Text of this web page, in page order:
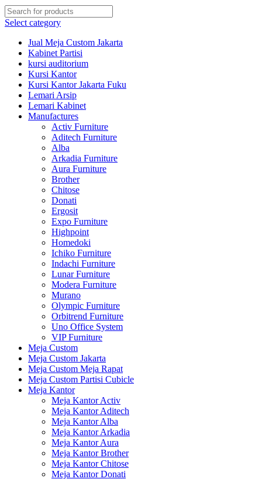
Select category
Jual Meja Custom Jakarta
Kabinet Partisi
kursi auditorium
Kursi Kantor
Kursi Kantor Jakarta Fuku
Lemari Arsip
Lemari Kabinet
Manufactures
Activ Furniture
Aditech Furniture
Alba
Arkadia Furniture
Aura Furniture
Brother
Chitose
Donati
Ergosit
Expo Furniture
Highpoint
Homedoki
Ichiko Furniture
Indachi Furniture
Lunar Furniture
Modera Furniture
Murano
Olympic Furniture
Orbitrend Furniture
Uno Office System
VIP Furniture
Meja Custom
Meja Custom Jakarta
Meja Custom Meja Rapat
Meja Custom Partisi Cubicle
Meja Kantor
Meja Kantor Activ
Meja Kantor Aditech
Meja Kantor Alba
Meja Kantor Arkadia
Meja Kantor Aura
Meja Kantor Brother
Meja Kantor Chitose
Meja Kantor Donati